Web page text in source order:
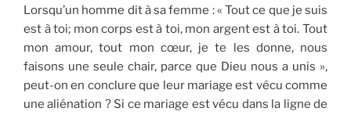
Lorsqu’un homme dit à sa femme : « Tout ce que je suis
est à toi; mon corps est à toi, mon argent est à toi. Tout
mon amour, tout mon cœur, je te les donne, nous
faisons une seule chair, parce que Dieu nous a unis »,
peut-on en conclure que leur mariage est vécu comme
une aliénation ? Si ce mariage est vécu dans la ligne de